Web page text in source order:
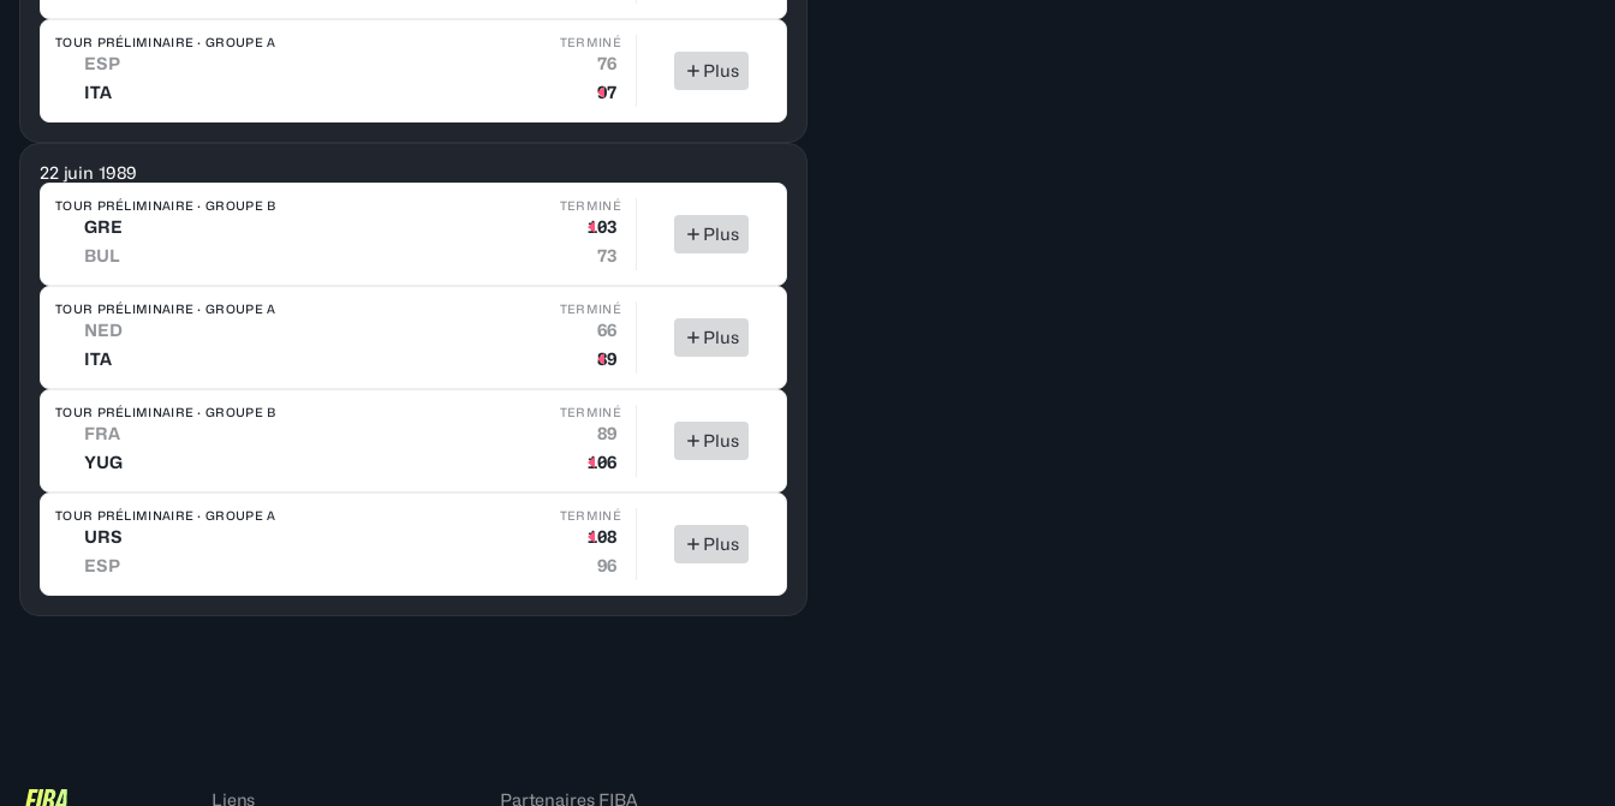
TOUR PRÉLIMINAIRE · GROUPE A TERMINÉ
ESP
76
ITA
97
Plus
22 juin 1989
TOUR PRÉLIMINAIRE · GROUPE B TERMINÉ
GRE
103
BUL
73
Plus
TOUR PRÉLIMINAIRE · GROUPE A TERMINÉ
NED
66
ITA
89
Plus
TOUR PRÉLIMINAIRE · GROUPE B TERMINÉ
FRA
89
YUG
106
Plus
TOUR PRÉLIMINAIRE · GROUPE A TERMINÉ
URS
108
ESP
96
Plus
Liens Partenaires FIBA